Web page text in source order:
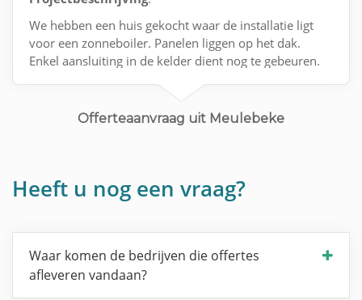
We hebben een huis gekocht waar de installatie ligt
voor een zonneboiler. Panelen liggen op het dak.
Enkel aansluiting in de kelder dient nog te gebeuren.
Offerteaanvraag uit Meulebeke
Heeft u nog een vraag?
Waar komen de bedrijven die offertes
afleveren vandaan?